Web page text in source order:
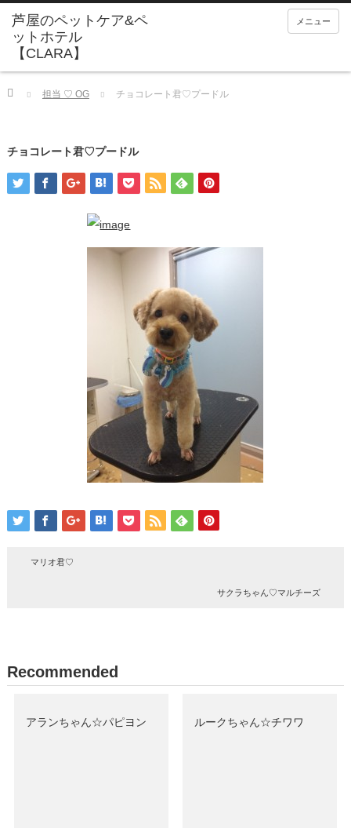
メニュー
Home 担当 ♡ OG チョコレート君♡プードル
チョコレート君♡プードル
マリオ君♡
サクラちゃん♡マルチーズ
Recommended
アランちゃん☆パピヨン ルークちゃん☆チワワ